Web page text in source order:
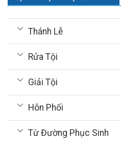
Thánh Lễ
Rửa Tội
Giải Tội
Hôn Phối
Từ Đường Phục Sinh